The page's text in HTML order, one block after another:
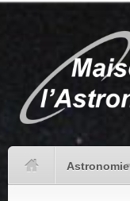
Astronomie